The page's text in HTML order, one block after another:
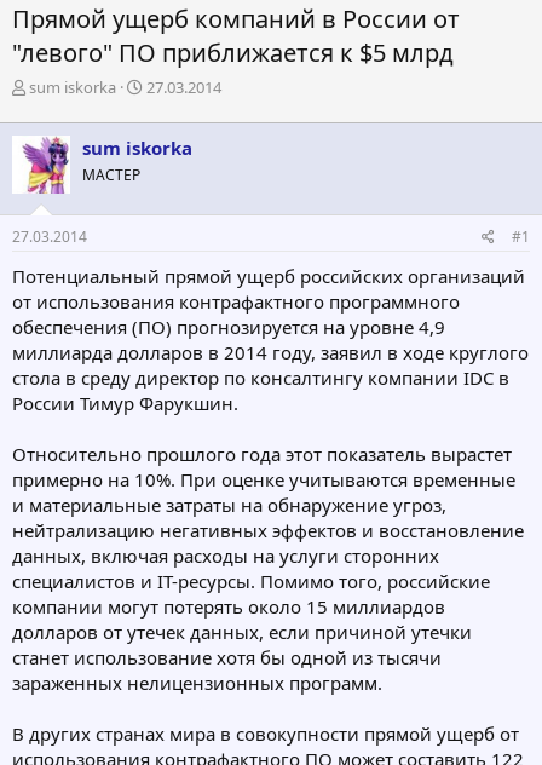
Прямой ущерб компаний в России от
"левого" ПО приближается к $5 млрд
А
т
о
р
т
е
м
sum iskorka
Д
т
а
ч
а
27.03.2014
sum iskorka
МАСТЕР
27.03.2014 #1
Потенциальный прямой ущерб российских организаций
от использования контрафактного программного
обеспечения (ПО) прогнозируется на уровне 4,9
миллиарда долларов в 2014 году, заявил в ходе круглого
стола в среду директор по консалтингу компании IDC в
России Тимур Фарукшин.
Относительно прошлого года этот показатель вырастет
примерно на 10%. При оценке учитываются временные
и материальные затраты на обнаружение угроз,
нейтрализацию негативных эффектов и восстановление
данных, включая расходы на услуги сторонних
специалистов и IT-ресурсы. Помимо того, российские
компании могут потерять около 15 миллиардов
долларов от утечек данных, если причиной утечки
станет использование хотя бы одной из тысячи
зараженных нелицензионных программ.
В других странах мира в совокупности прямой ущерб от
использования контрафактного ПО может составить 122